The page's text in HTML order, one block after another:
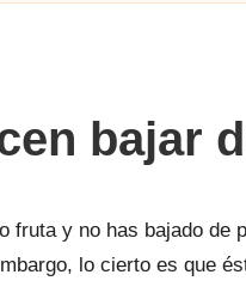
bajar
fruta y no has bajado de
lo cierto es que